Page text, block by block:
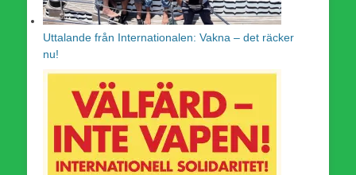
Uttalande från Internationalen: Vakna – det räcker
nu!